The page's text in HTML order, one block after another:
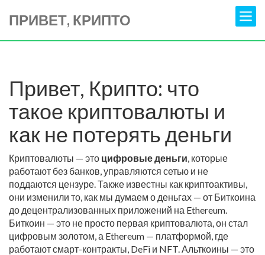
ПРИВЕТ, КРИПТО
Привет, Крипто: что
такое криптовалюты и
как не потерять деньги
Криптовалюты — это цифровые деньги, которые
работают без банков, управляются сетью и не
поддаются цензуре. Также известны как криптоактивы,
они изменили то, как мы думаем о деньгах — от Биткоина
до децентрализованных приложений на Ethereum.
Биткоин — это не просто первая криптовалюта, он стал
цифровым золотом, а Ethereum — платформой, где
работают смарт-контракты, DeFi и NFT. Альткоины — это